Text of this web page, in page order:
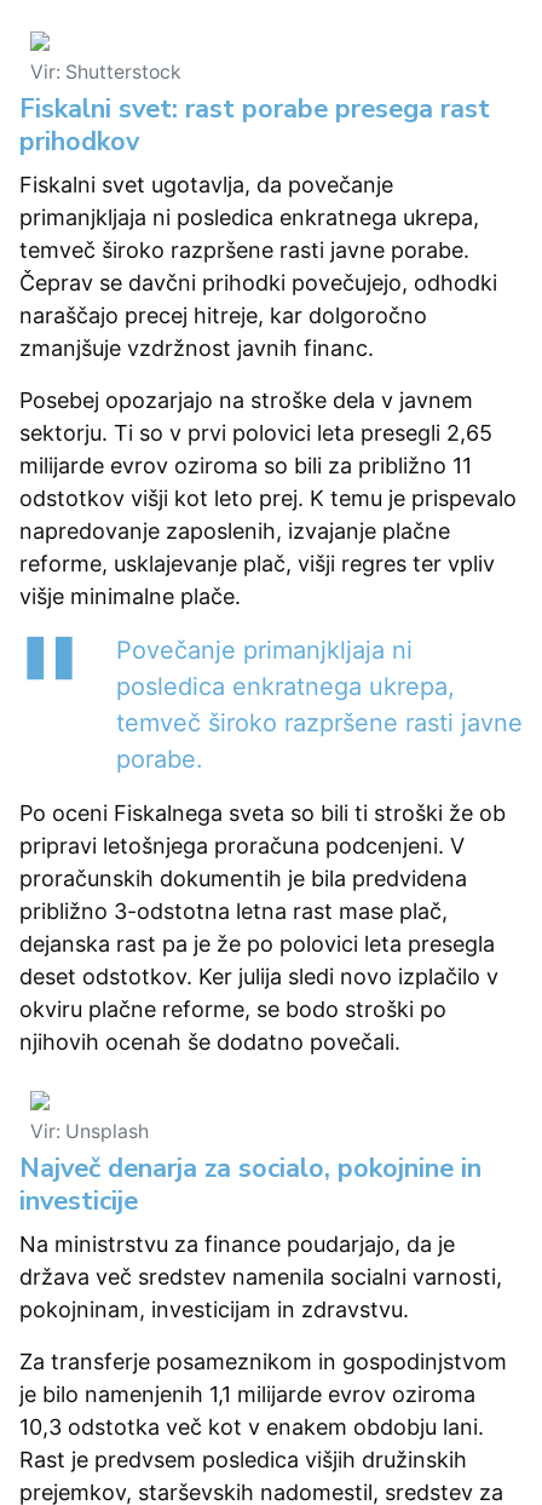
Vir: Shutterstock
Fiskalni svet: rast porabe presega rast
prihodkov
Fiskalni svet ugotavlja, da povečanje
primanjkljaja ni posledica enkratnega ukrepa,
temveč široko razpršene rasti javne porabe.
Čeprav se davčni prihodki povečujejo, odhodki
naraščajo precej hitreje, kar dolgoročno
zmanjšuje vzdržnost javnih financ.
Posebej opozarjajo na stroške dela v javnem
sektorju. Ti so v prvi polovici leta presegli 2,65
milijarde evrov oziroma so bili za približno 11
odstotkov višji kot leto prej. K temu je prispevalo
napredovanje zaposlenih, izvajanje plačne
reforme, usklajevanje plač, višji regres ter vpliv
višje minimalne plače.
Povečanje primanjkljaja ni
posledica enkratnega ukrepa,
temveč široko razpršene rasti javne
porabe.
Po oceni Fiskalnega sveta so bili ti stroški že ob
pripravi letošnjega proračuna podcenjeni. V
proračunskih dokumentih je bila predvidena
približno 3-odstotna letna rast mase plač,
dejanska rast pa je že po polovici leta presegla
deset odstotkov. Ker julija sledi novo izplačilo v
okviru plačne reforme, se bodo stroški po
njihovih ocenah še dodatno povečali.
Vir: Unsplash
Največ denarja za socialo, pokojnine in
investicije
Na ministrstvu za finance poudarjajo, da je
država več sredstev namenila socialni varnosti,
pokojninam, investicijam in zdravstvu.
Za transferje posameznikom in gospodinjstvom
je bilo namenjenih 1,1 milijarde evrov oziroma
10,3 odstotka več kot v enakem obdobju lani.
Rast je predvsem posledica višjih družinskih
prejemkov, starševskih nadomestil, sredstev za